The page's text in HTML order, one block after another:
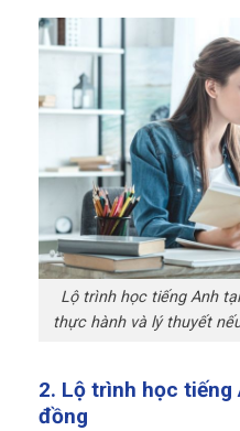
Lộ trình học tiếng Anh
thực hành và lý thuyết
2. Lộ trình học tiếng
đồng